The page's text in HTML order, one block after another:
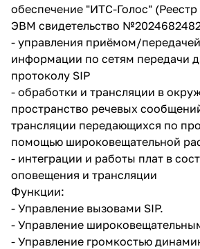
обеспечение "ИТС-Голос"
ЭВМ свидетельство
- управления приёмом/
информации по сетям передачи
протоколу SIP
- обработки и трансляции в
пространство речевых
трансляции передающихся по
помощью широковещательной
- интеграции и работы плат в
оповещения и трансляции
Функции:
- Управление вызовами SIP.
- Управление
- Управление громкостью